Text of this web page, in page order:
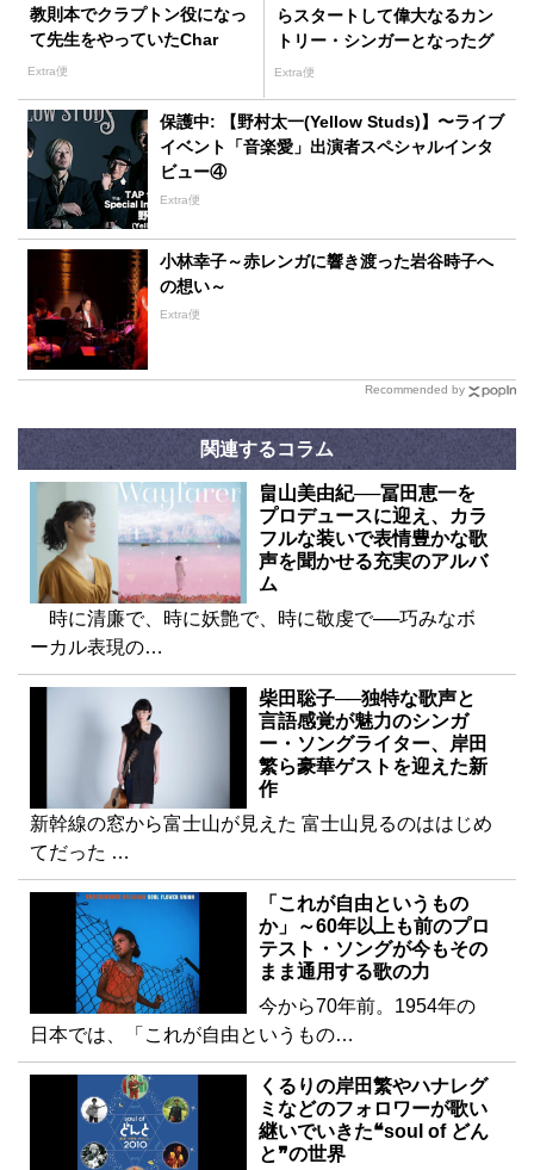
教則本でクラプトン役になっ
て先生をやっていたChar
Extra便
らスタートして偉大なるカン
トリー・シンガーとなったグ
レン・キャンベル
Extra便
保護中: 【野村太一(Yellow Studs)】〜ライブ
イベント「音楽愛」出演者スペシャルインタ
ビュー④
Extra便
小林幸子～赤レンガに響き渡った岩谷時子へ
の想い～
Extra便
Recommended by
関連するコラム
畠山美由紀──冨田恵一を
プロデュースに迎え、カラ
フルな装いで表情豊かな歌
声を聞かせる充実のアルバ
ム
時に清廉で、時に妖艶で、時に敬虔で──巧みなボ
ーカル表現の…
柴田聡子──独特な歌声と
言語感覚が魅力のシンガ
ー・ソングライター、岸田
繁ら豪華ゲストを迎えた新
作
新幹線の窓から富士山が見えた 富士山見るのははじめ
てだった …
「これが自由というもの
か」～60年以上も前のプロ
テスト・ソングが今もその
まま通用する歌の力
今から70年前。1954年の
日本では、「これが自由というもの…
くるりの岸田繁やハナレグ
ミなどのフォロワーが歌い
継いでいきた❝soul of どん
と❞の世界